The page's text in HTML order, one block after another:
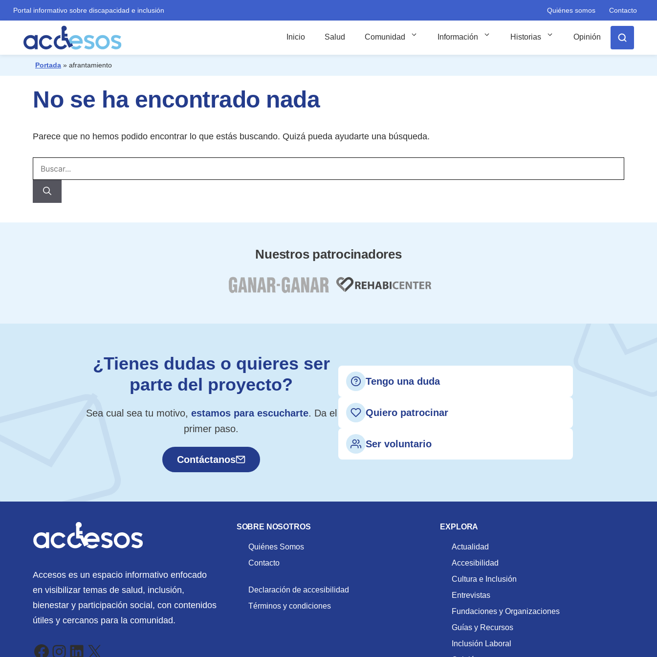
Portal informativo sobre discapacidad e inclusión Quiénes somos Contacto
Inicio Salud Comunidad Información Historias Opinión
Portada » afrantamiento
No se ha encontrado nada
Parece que no hemos podido encontrar lo que estás buscando. Quizá pueda ayudarte una búsqueda.
Nuestros patrocinadores
¿Tienes dudas o quieres ser
parte del proyecto?
Sea cual sea tu motivo, estamos para escucharte. Da el
primer paso.
Contáctanos
Tengo una duda
Quiero patrocinar
Ser voluntario
Accesos es un espacio informativo enfocado
en visibilizar temas de salud, inclusión,
bienestar y participación social, con contenidos
útiles y cercanos para la comunidad.
Facebook
Instagram
LinkedIn
X
SOBRE NOSOTROS
Quiénes Somos
Contacto
Declaración de accesibilidad
Términos y condiciones
EXPLORA
Actualidad
Accesibilidad
Cultura e Inclusión
Entrevistas
Fundaciones y Organizaciones
Guías y Recursos
Inclusión Laboral